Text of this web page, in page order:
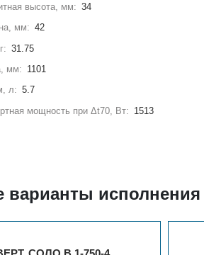
высота, мм: 34
мм: 42
31.75
мм:
1101
л: 5.7
мощность при Δt70, Вт:
1513
варианты